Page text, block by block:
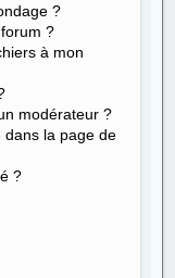
?
?
à mon
modérateur ?
dans la page de
?